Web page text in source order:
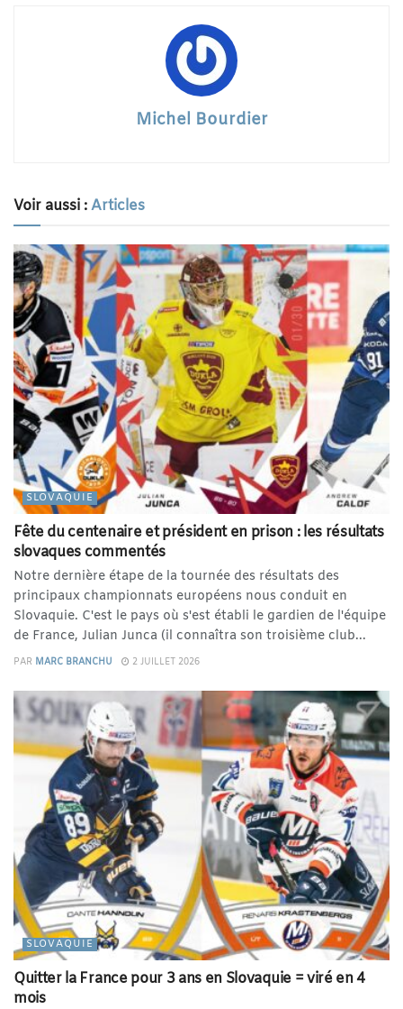
Michel Bourdier
Voir aussi :Articles
SLOVAQUIE
Fête du centenaire et président en prison : les résultats
slovaques commentés
Notre dernière étape de la tournée des résultats des
principaux championnats européens nous conduit en
Slovaquie. C'est le pays où s'est établi le gardien de l'équipe
de France, Julian Junca (il connaîtra son troisième club...
PAR MARC BRANCHU 2 JUILLET 2026
SLOVAQUIE
Quitter la France pour 3 ans en Slovaquie = viré en 4
mois